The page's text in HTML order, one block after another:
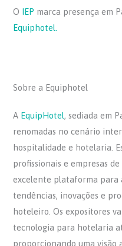
c
e
o
k
itt at
p
O IEP marca presença em
Equiphotel.
Sobre a Equiphotel
A EquipHotel, sediada em
renomadas no cenário
hospitalidade e hotelaria.
profissionais e empresas
excelente plataforma para
tendências, inovações e
hoteleiro. Os expositores
tecnologia para hotelaria
proporcionando uma visão